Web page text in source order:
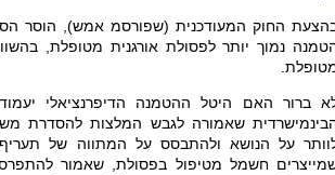
החוק המעודכנית (שפורסמ אמש), הוסר
נמוך יותר לפסולת אורגנית מטופלת,
ברור האם היטל ההטמנה הדיפרנציאלי
שאמורה לגבש המלצות להסדרת
על הנושא ולהתבסס על המתווה של
חשמל מטיפול בפסולת, שאמור